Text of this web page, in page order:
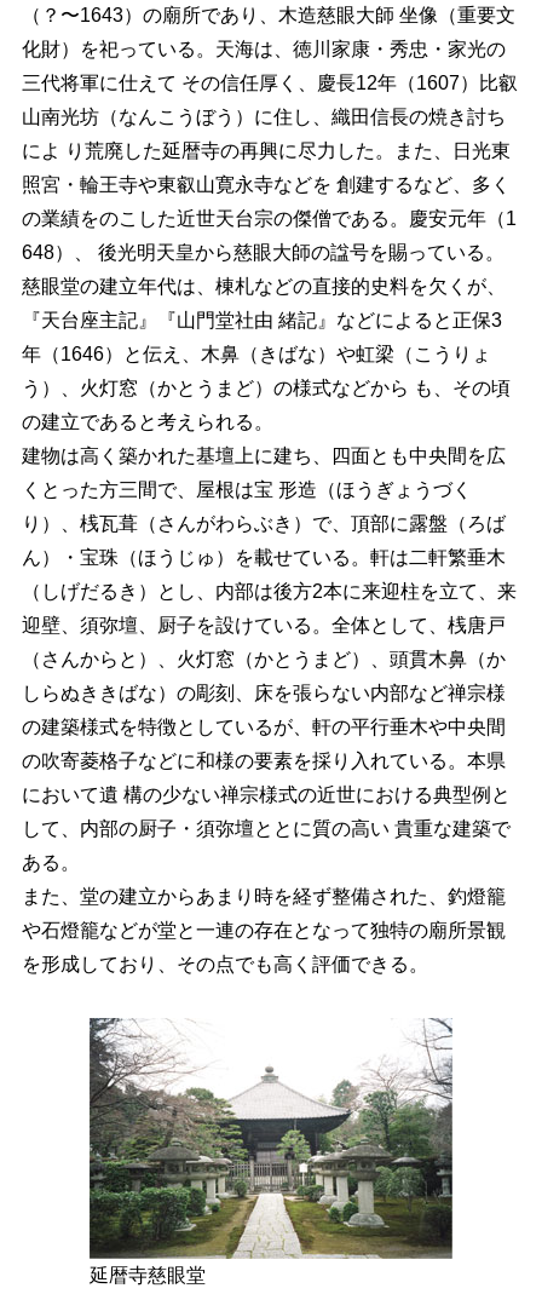
（？〜1643）の廟所であり、木造慈眼大師 坐像（重要文
化財）を祀っている。天海は、徳川家康・秀忠・家光の
三代将軍に仕えて その信任厚く、慶長12年（1607）比叡
山南光坊（なんこうぼう）に住し、織田信長の焼き討ち
によ り荒廃した延暦寺の再興に尽力した。また、日光東
照宮・輪王寺や東叡山寛永寺などを 創建するなど、多く
の業績をのこした近世天台宗の傑僧である。慶安元年（1
648）、 後光明天皇から慈眼大師の諡号を賜っている。
慈眼堂の建立年代は、棟札などの直接的史料を欠くが、
『天台座主記』『山門堂社由 緒記』などによると正保3
年（1646）と伝え、木鼻（きばな）や虹梁（こうりょ
う）、火灯窓（かとうまど）の様式などから も、その頃
の建立であると考えられる。
建物は高く築かれた基壇上に建ち、四面とも中央間を広
くとった方三間で、屋根は宝 形造（ほうぎょうづく
り）、桟瓦葺（さんがわらぶき）で、頂部に露盤（ろば
ん）・宝珠（ほうじゅ）を載せている。軒は二軒繁垂木
（しげだるき）とし、内部は後方2本に来迎柱を立て、来
迎壁、須弥壇、厨子を設けている。全体として、桟唐戸
（さんからと）、火灯窓（かとうまど）、頭貫木鼻（か
しらぬききばな）の彫刻、床を張らない内部など禅宗様
の建築様式を特徴としているが、軒の平行垂木や中央間
の吹寄菱格子などに和様の要素を採り入れている。本県
において遺 構の少ない禅宗様式の近世における典型例と
して、内部の厨子・須弥壇ととに質の高い 貴重な建築で
ある。
また、堂の建立からあまり時を経ず整備された、釣燈籠
や石燈籠などが堂と一連の存在となって独特の廟所景観
を形成しており、その点でも高く評価できる。
延暦寺慈眼堂